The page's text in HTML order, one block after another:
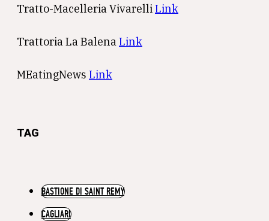
Tratto-Macelleria VivarelliLink
Trattoria La BalenaLink
MEatingNews Link
TAG
BASTIONE DI SAINT REMY
CAGLIARI